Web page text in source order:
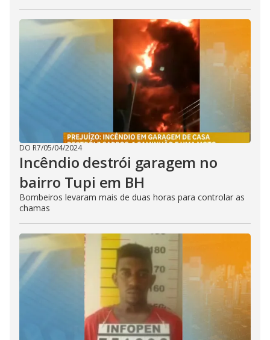
DO R7/05/04/2024
Incêndio destrói garagem no
bairro Tupi em BH
Bombeiros levaram mais de duas horas para controlar as
chamas